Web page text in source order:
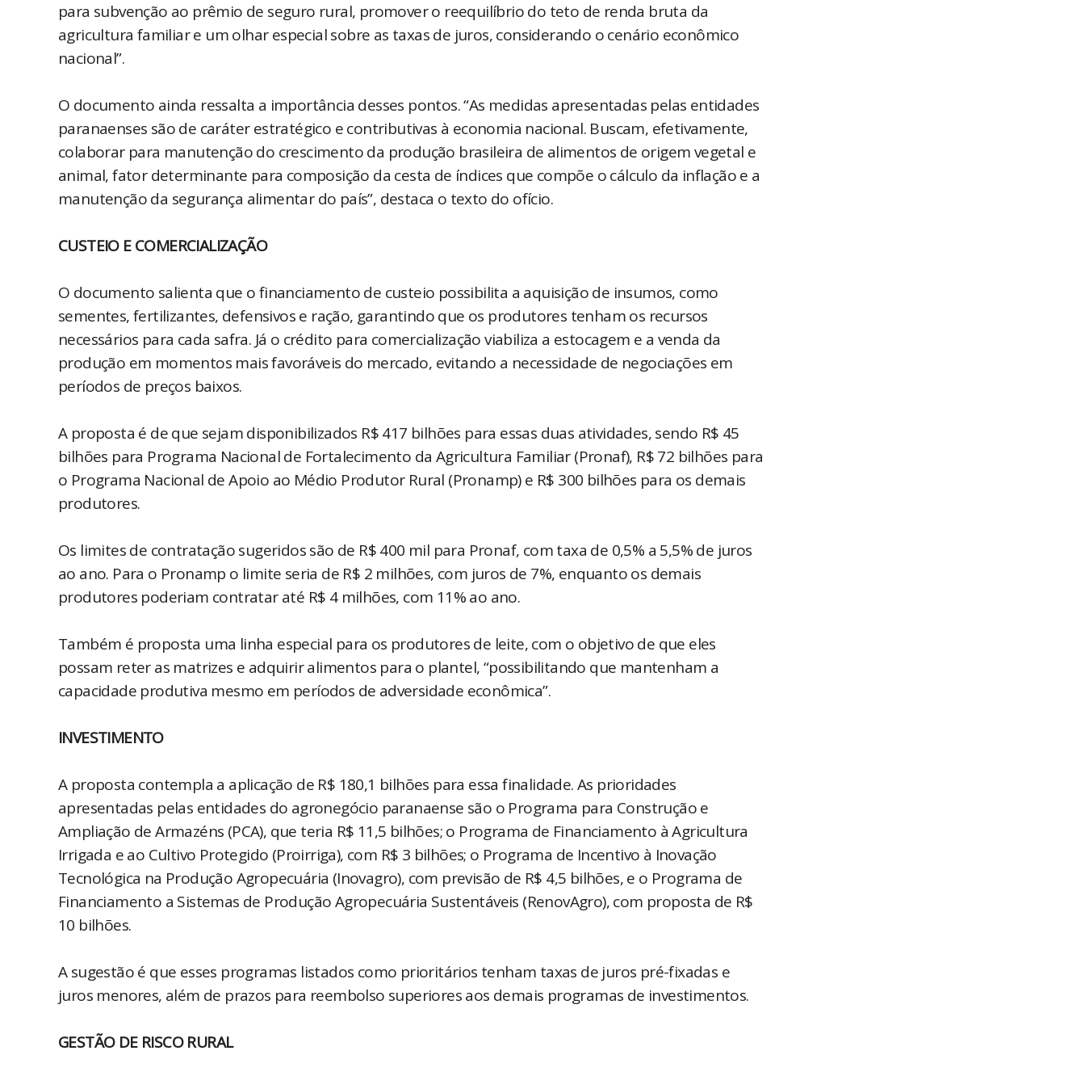
para subvenção ao prêmio de seguro rural, promover o reequilíbrio do teto de renda bruta da
agricultura familiar e um olhar especial sobre as taxas de juros, considerando o cenário econômico
nacional”.
O documento ainda ressalta a importância desses pontos. “As medidas apresentadas pelas entidades
paranaenses são de caráter estratégico e contributivas à economia nacional. Buscam, efetivamente,
colaborar para manutenção do crescimento da produção brasileira de alimentos de origem vegetal e
animal, fator determinante para composição da cesta de índices que compõe o cálculo da inflação e a
manutenção da segurança alimentar do país”, destaca o texto do ofício.
CUSTEIO E COMERCIALIZAÇÃO
O documento salienta que o financiamento de custeio possibilita a aquisição de insumos, como
sementes, fertilizantes, defensivos e ração, garantindo que os produtores tenham os recursos
necessários para cada safra. Já o crédito para comercialização viabiliza a estocagem e a venda da
produção em momentos mais favoráveis do mercado, evitando a necessidade de negociações em
períodos de preços baixos.
A proposta é de que sejam disponibilizados R$ 417 bilhões para essas duas atividades, sendo R$ 45
bilhões para Programa Nacional de Fortalecimento da Agricultura Familiar (Pronaf), R$ 72 bilhões para
o Programa Nacional de Apoio ao Médio Produtor Rural (Pronamp) e R$ 300 bilhões para os demais
produtores.
Os limites de contratação sugeridos são de R$ 400 mil para Pronaf, com taxa de 0,5% a 5,5% de juros
ao ano. Para o Pronamp o limite seria de R$ 2 milhões, com juros de 7%, enquanto os demais
produtores poderiam contratar até R$ 4 milhões, com 11% ao ano.
Também é proposta uma linha especial para os produtores de leite, com o objetivo de que eles
possam reter as matrizes e adquirir alimentos para o plantel, “possibilitando que mantenham a
capacidade produtiva mesmo em períodos de adversidade econômica”.
INVESTIMENTO
A proposta contempla a aplicação de R$ 180,1 bilhões para essa finalidade. As prioridades
apresentadas pelas entidades do agronegócio paranaense são o Programa para Construção e
Ampliação de Armazéns (PCA), que teria R$ 11,5 bilhões; o Programa de Financiamento à Agricultura
Irrigada e ao Cultivo Protegido (Proirriga), com R$ 3 bilhões; o Programa de Incentivo à Inovação
Tecnológica na Produção Agropecuária (Inovagro), com previsão de R$ 4,5 bilhões, e o Programa de
Financiamento a Sistemas de Produção Agropecuária Sustentáveis (RenovAgro), com proposta de R$
10 bilhões.
A sugestão é que esses programas listados como prioritários tenham taxas de juros pré-fixadas e
juros menores, além de prazos para reembolso superiores aos demais programas de investimentos.
GESTÃO DE RISCO RURAL